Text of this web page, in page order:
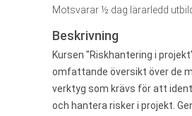
Motsvarar ½ dag lärarledd
Beskrivning
Kursen "Riskhantering i
omfattande översikt över de
verktyg som krävs för att
och hantera risker i projekt.